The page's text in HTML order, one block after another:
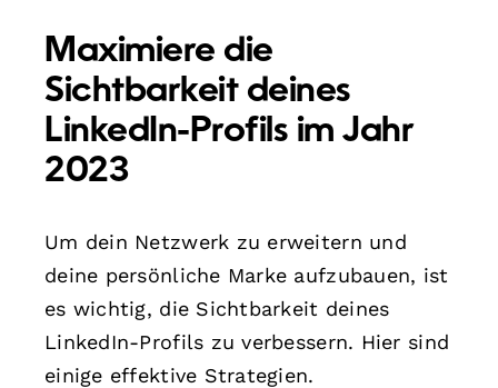
Maximiere die
Sichtbarkeit deines
LinkedIn-Profils im Jahr
2023
Um dein Netzwerk zu erweitern und
deine persönliche Marke aufzubauen, ist
es wichtig, die Sichtbarkeit deines
LinkedIn-Profils zu verbessern. Hier sind
einige effektive Strategien.